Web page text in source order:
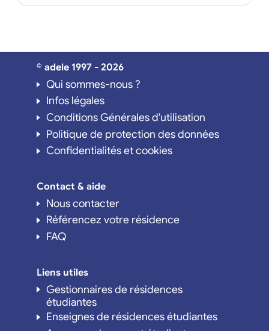
© adele 1997 - 2026
Qui sommes-nous ?
Infos légales
Conditions Générales d'utilisation
Politique de protection des données
Confidentialités et cookies
Contact & aide
Nous contacter
Référencez votre résidence
FAQ
Liens utiles
Gestionnaires de résidences
étudiantes
Enseignes de résidences étudiantes